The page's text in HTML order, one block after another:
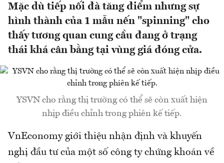
Mặc dù tiếp nối đà tăng điểm nhưng sự
hình thành của 1 mẫu nến "spinning" cho
thấy tương quan cung cầu đang ở trạng
thái khá cân bằng tại vùng giá đóng cửa.
YSVN cho rằng thị trường có thể sẽ còn xuất hiện
nhịp điều chỉnh trong phiên kế tiếp.
VnEconomy giới thiệu nhận định và khuyến
nghị đầu tư của một số công ty chứng khoán về